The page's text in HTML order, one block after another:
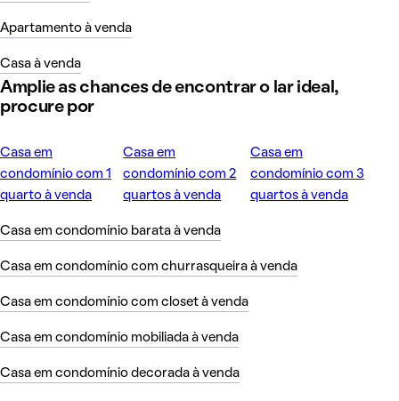
Apartamento à venda
Casa à venda
Amplie as chances de encontrar o lar ideal,
procure por
Casa em
condomínio com 1
quarto à venda
Casa em
condomínio com 2
quartos à venda
Casa em
condomínio com 3
quartos à venda
Casa em condomínio barata à venda
Casa em condomínio com churrasqueira à venda
Casa em condomínio com closet à venda
Casa em condomínio mobiliada à venda
Casa em condomínio decorada à venda